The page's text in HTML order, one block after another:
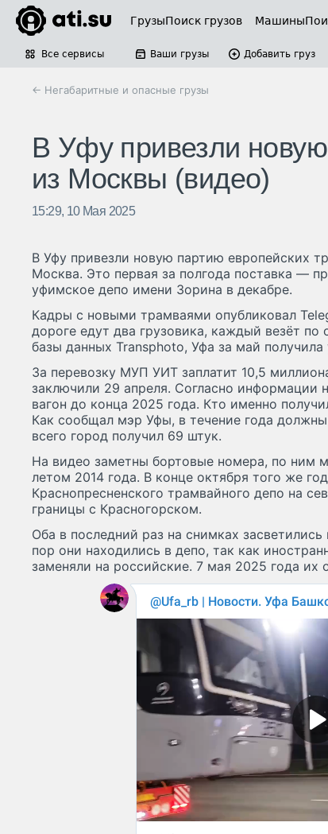
ГрузыПоиск грузов Машины
Все сервисы Ваши грузы Добавить груз
← Негабаритные и опасные грузы
В Уфу привезли
из Москвы (видео)
15:29, 10 Мая 2025
В Уфу привезли новую партию европейских
Москва. Это первая за полгода поставка —
уфимское депо имени Зорина в декабре.
Кадры с новыми трамваями опубликовал
дороге едут два грузовика, каждый везёт
базы данных Transphoto, Уфа за май получила
За перевозку МУП УИТ заплатит 10,5
заключили 29 апреля. Согласно информации
вагон до конца 2025 года. Кто именно
Как сообщал мэр Уфы, в течение года
всего город получил 69 штук.
На видео заметны бортовые номера, по ним
летом 2014 года. В конце октября того же
Краснопресненского трамвайного депо на
границы с Красногорском.
Оба в последний раз на снимках
пор они находились в депо, так как
заменяли на российские. 7 мая 2025 года их